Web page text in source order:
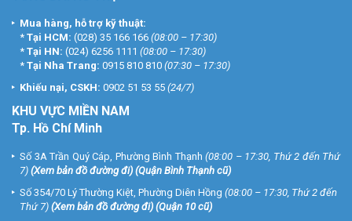
Mua hàng, hỗ trợ kỹ thuật:
* Tại HCM: (028) 35 166 166 (08:00 – 17:30)
* Tại HN: (024) 6256 1111 (08:00 – 17:30)
* Tại Nha Trang: 0915 810 810 (07:30 – 17:30)
Khiếu nại, CSKH: 0902 51 53 55 (24/7)
KHU VỰC MIỀN NAM
Tp. Hồ Chí Minh
Số 3A Trần Quý Cáp, Phường Bình Thạnh (08:00 – 17:30, Thứ 2 đến Thứ
7) (Xem bản đồ đường đi) (Quận Bình Thạnh cũ)
Số 354/70 Lý Thường Kiệt, Phường Diên Hồng (08:00 – 17:30, Thứ 2 đến
Thứ 7) (Xem bản đồ đường đi) (Quận 10 cũ)